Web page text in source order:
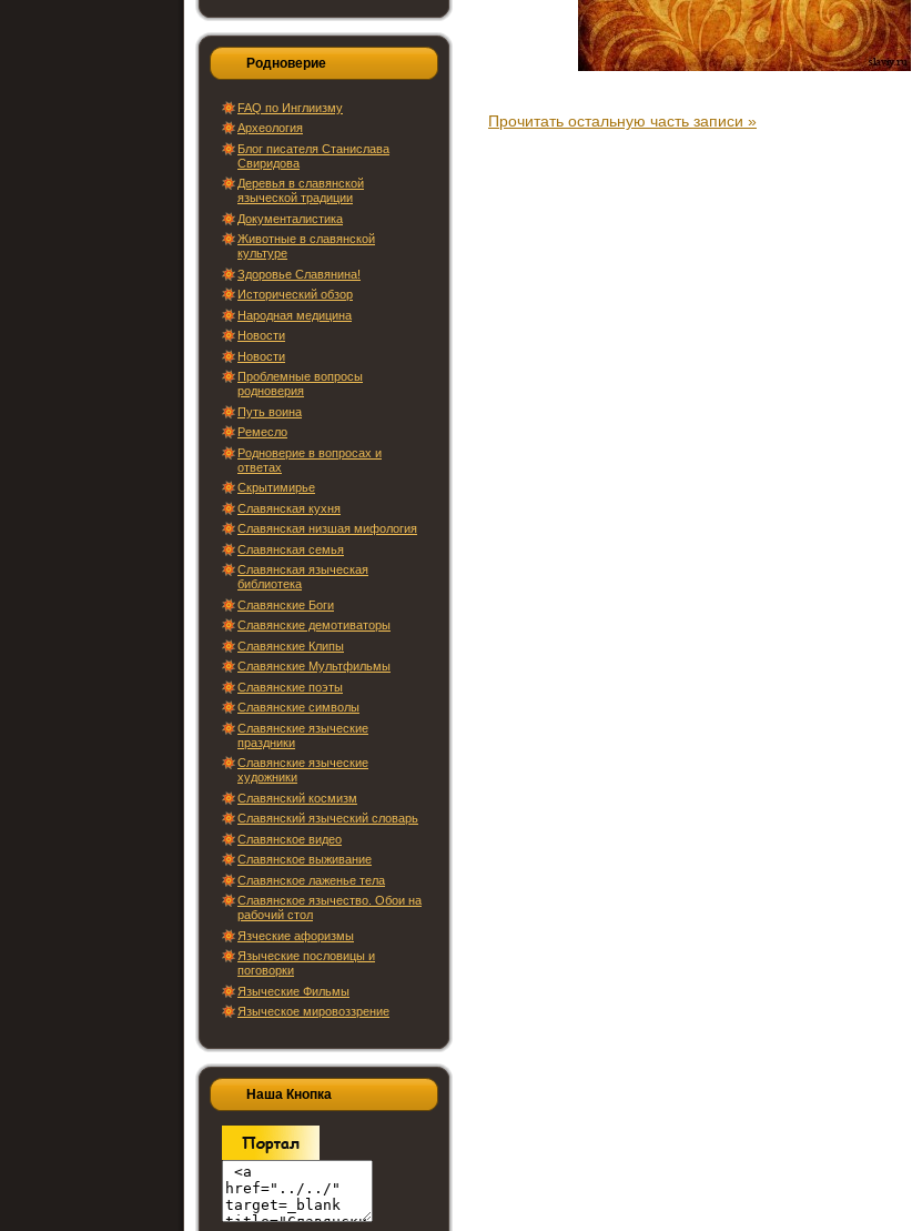
Родноверие
FAQ по Инглиизму
Археология
Блог писателя Станислава
Свиридова
Деревья в славянской
языческой традиции
Документалистика
Животные в славянской
культуре
Здоровье Славянина!
Исторический обзор
Народная медицина
Новости
Новости
Проблемные вопросы
родноверия
Путь воина
Ремесло
Родноверие в вопросах и
ответах
Скрытимирье
Славянская кухня
Славянская низшая мифология
Славянская семья
Славянская языческая
библиотека
Славянские Боги
Славянские демотиваторы
Славянские Клипы
Славянские Мультфильмы
Славянские поэты
Славянские символы
Славянские языческие
праздники
Славянские языческие
художники
Славянский космизм
Славянский языческий словарь
Славянское видео
Славянское выживание
Славянское лаженье тела
Славянское язычество. Обои на
рабочий стол
Язческие афоризмы
Языческие пословицы и
поговорки
Языческие Фильмы
Языческое мировоззрение
Наша Кнопка
Прочитать остальную часть записи »